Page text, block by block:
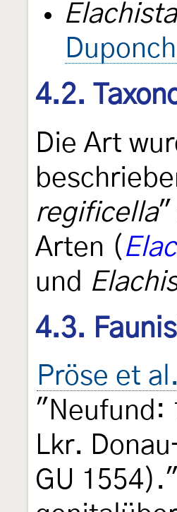
4.2.
Die Art
regificella"
Arten (
und
4.3.
Pröse et
"Neufund:
Lkr.
GU 1554)."